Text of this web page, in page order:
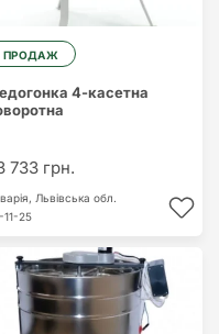
ПРОДАЖ
4-касетна
733 грн.
Львівська обл.
11-25